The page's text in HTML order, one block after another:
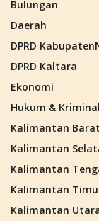
Bulungan
Daerah
DPRD
DPRD Kaltara
Ekonomi
Hukum & Kriminal
Kalimantan Barat
Kalimantan
Kalimantan
Kalimantan
Kalimantan